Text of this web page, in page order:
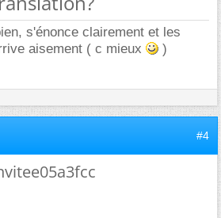
s'énonce clairement et les
aisement ( c mieux
)
#4